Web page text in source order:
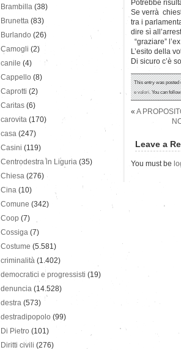
Potrebbe
Se verrà
tra i
dire sì
“graziare”
L’esito della
Di sicuro c’è
This entry was posted
e valori. You can
« A
Leave a
You must be
Brambilla (38)
Brunetta (83)
Burlando (26)
Camogli (2)
canile (4)
Cappello (8)
Caprotti (2)
Caritas (6)
carovita (170)
casa (247)
Casini (119)
Centrodestra in Liguria (35)
Chiesa (276)
Cina (10)
Comune (342)
Coop (7)
Cossiga (7)
Costume (5.581)
criminalità (1.402)
democratici e progressisti (19)
denuncia (14.528)
destra (573)
destradipopolo (99)
Di Pietro (101)
Diritti civili (276)